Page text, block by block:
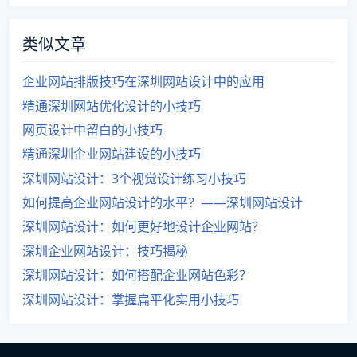
类似文章
企业网站排版技巧在深圳网站设计中的应用
精通深圳网站优化设计的小技巧
网页设计中留白的小技巧
精通深圳企业网站建设的小技巧
深圳网站设计：3个视觉设计练习小技巧
如何提高企业网站设计的水平？——深圳网站设计
深圳网站设计：如何更好地设计企业网站？
深圳企业网站设计：技巧揭秘
深圳网站设计：如何搭配企业网站色彩？
深圳网站设计：掌握扁平化实用小技巧